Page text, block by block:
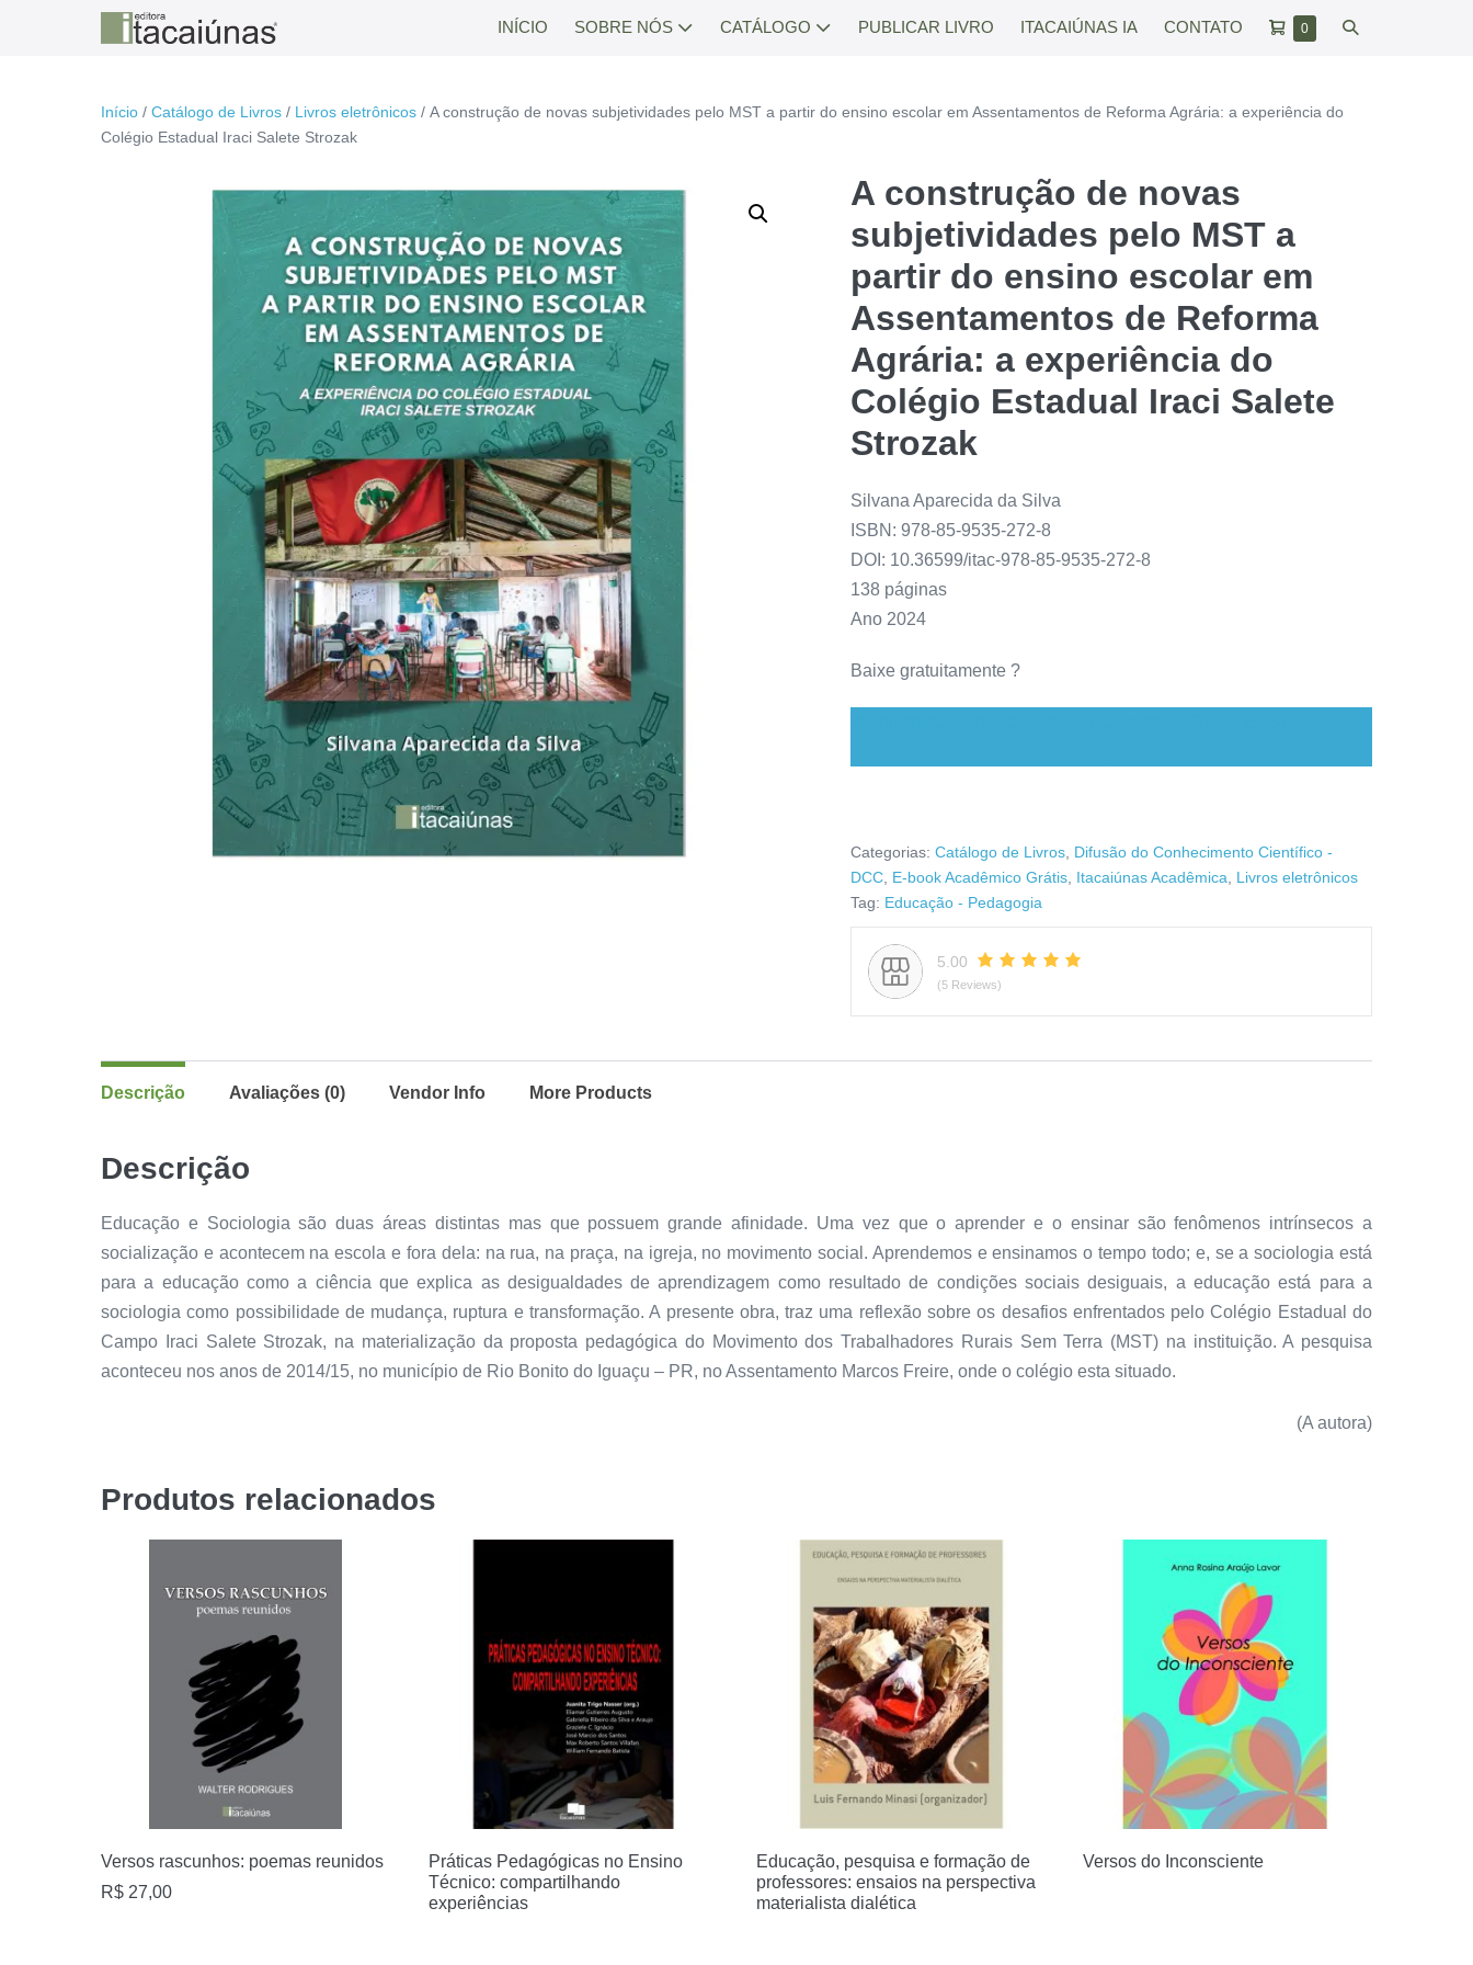
INÍCIO SOBRE NÓS CATÁLOGO PUBLICAR LIVRO ITACAIÚNAS IA CONTATO
Carrinho
0Itens
Alternar
Início / Catálogo de Livros / Livros eletrônicos / A construção de novas subjetividades pelo MST a partir do ensino escolar em Assentamentos de Reforma Agrária: a experiência do
Colégio Estadual Iraci Salete Strozak
A construção de novas
subjetividades pelo MST a
partir do ensino escolar em
Assentamentos de Reforma
Agrária: a experiência do
Colégio Estadual Iraci Salete
Strozak
Silvana Aparecida da Silva
ISBN: 978-85-9535-272-8
DOI: 10.36599/itac-978-85-9535-272-8
138 páginas
Ano 2024
Baixe gratuitamente ?
Categorias:Catálogo de Livros Difusão do Conhecimento Científico -
DCC E-book Acadêmico Grátis Itacaiúnas Acadêmica
Livros eletrônicos
Tag: Educação - Pedagogia
5.00
(5 Reviews)
Descrição Avaliações (0) Vendor Info More Products
Descrição
Educação e Sociologia são duas áreas distintas mas que possuem grande afinidade. Uma vez que o aprender e o ensinar são fenômenos intrínsecos a
socialização e acontecem na escola e fora dela: na rua, na praça, na igreja, no movimento social. Aprendemos e ensinamos o tempo todo; e, se a sociologia está
para a educação como a ciência que explica as desigualdades de aprendizagem como resultado de condições sociais desiguais, a educação está para a
sociologia como possibilidade de mudança, ruptura e transformação. A presente obra, traz uma reflexão sobre os desafios enfrentados pelo Colégio Estadual do
Campo Iraci Salete Strozak, na materialização da proposta pedagógica do Movimento dos Trabalhadores Rurais Sem Terra (MST) na instituição. A pesquisa
aconteceu nos anos de 2014/15, no município de Rio Bonito do Iguaçu – PR, no Assentamento Marcos Freire, onde o colégio esta situado.
(A autora)
Produtos relacionados
Versos rascunhos: poemas reunidos
R$ 27,00
Práticas Pedagógicas no Ensino
Técnico: compartilhando
experiências
Educação, pesquisa e formação de
professores: ensaios na perspectiva
materialista dialética
Versos do Inconsciente